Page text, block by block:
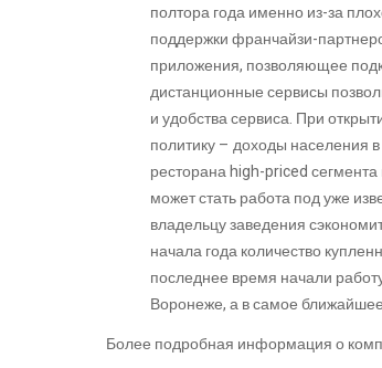
полтора года именно из-за
поддержки франчайзи-
приложения, позволяющее
дистанционные сервисы
и удобства сервиса. При
политику – доходы населения
ресторана high-priced
может стать работа под уже
владельцу заведения
начала года количество
последнее время начали
Воронеже, а в самое
Более подробная информация о